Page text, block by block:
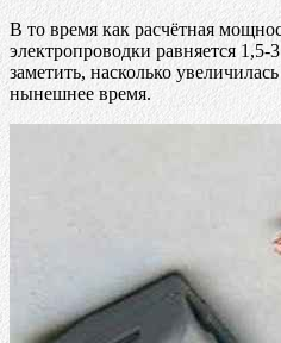
В то время как расчётная
электропроводки равняется
заметить, насколько
нынешнее время.